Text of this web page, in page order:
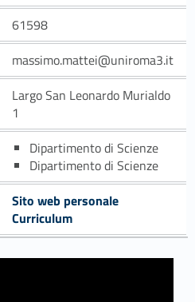
61598
massimo.mattei@uniroma3.it
Largo San Leonardo Murialdo
1
Dipartimento di Scienze
Dipartimento di Scienze
Sito web personale
Curriculum